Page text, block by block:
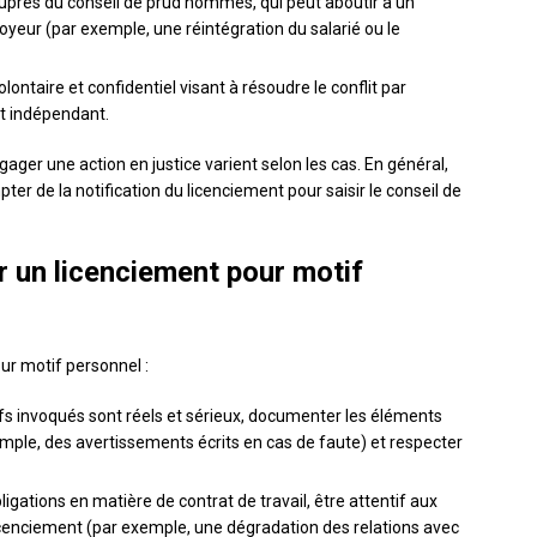
(par exemple, une réintégration du salarié ou le
et confidentiel visant à résoudre le conflit par
indépendant.
une action en justice varient selon les cas. En général,
de la notification du licenciement pour saisir le conseil de
un licenciement pour motif
motif personnel :
invoqués sont réels et sérieux, documenter les éléments
des avertissements écrits en cas de faute) et respecter
en matière de contrat de travail, être attentif aux
(par exemple, une dégradation des relations avec